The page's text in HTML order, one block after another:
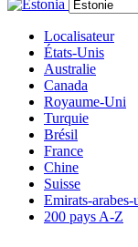
Localisateur
États-Unis
Australie
Canada
Royaume-Uni
Turquie
Brésil
France
Chine
Suisse
Emirats-arabes-
200 pays A-Z